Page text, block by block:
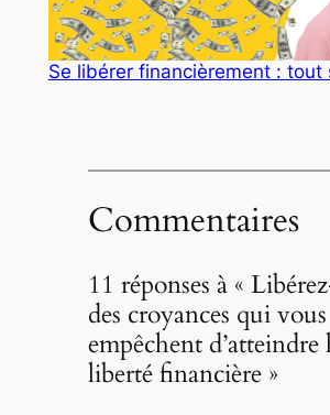
Se libérer financièrement : tout
Commentaires
11 réponses à «
des croyances qui vous
empêchent d’atteindre
liberté financière »